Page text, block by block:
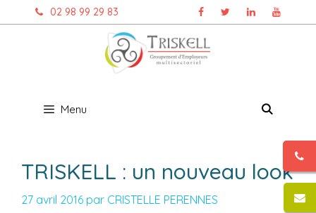
au
02 98 99 29 83
Menu
TRISKELL : un nouveau look
27 avril 2016 par CRISTELLE PERENNES